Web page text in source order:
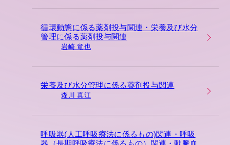
循環動態に係る薬剤投与関連・栄養及び水分
管理に係る薬剤投与関連
岩崎 竜也
栄養及び水分管理に係る薬剤投与関連
森川 真江
呼吸器(人工呼吸療法に係るもの)関連・呼吸
器（長期呼吸療法に係るもの）関連・動脈血